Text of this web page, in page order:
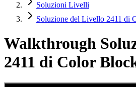
Soluzioni Livelli
Soluzione del Livello 2411 di
Walkthrough
2411 di Color